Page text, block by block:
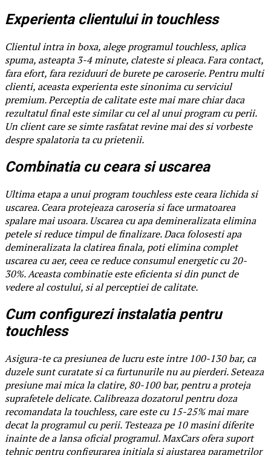
Experienta clientului in touchless
Clientul intra in boxa, alege programul touchless, aplica
spuma, asteapta 3-4 minute, clateste si pleaca. Fara contact,
fara efort, fara reziduuri de burete pe caroserie. Pentru multi
clienti, aceasta experienta este sinonima cu serviciul
premium. Perceptia de calitate este mai mare chiar daca
rezultatul final este similar cu cel al unui program cu perii.
Un client care se simte rasfatat revine mai des si vorbeste
despre spalatoria ta cu prietenii.
Combinatia cu ceara si uscarea
Ultima etapa a unui program touchless este ceara lichida si
uscarea. Ceara protejeaza caroseria si face urmatoarea
spalare mai usoara. Uscarea cu apa demineralizata elimina
petele si reduce timpul de finalizare. Daca folosesti apa
demineralizata la clatirea finala, poti elimina complet
uscarea cu aer, ceea ce reduce consumul energetic cu 20-
30%. Aceasta combinatie este eficienta si din punct de
vedere al costului, si al perceptiei de calitate.
Cum configurezi instalatia pentru
touchless
Asigura-te ca presiunea de lucru este intre 100-130 bar, ca
duzele sunt curatate si ca furtunurile nu au pierderi. Seteaza
presiune mai mica la clatire, 80-100 bar, pentru a proteja
suprafetele delicate. Calibreaza dozatorul pentru doza
recomandata la touchless, care este cu 15-25% mai mare
decat la programul cu perii. Testeaza pe 10 masini diferite
inainte de a lansa oficial programul. MaxCars ofera suport
tehnic pentru configurarea initiala si ajustarea parametrilor